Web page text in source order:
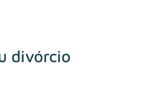
divórcio